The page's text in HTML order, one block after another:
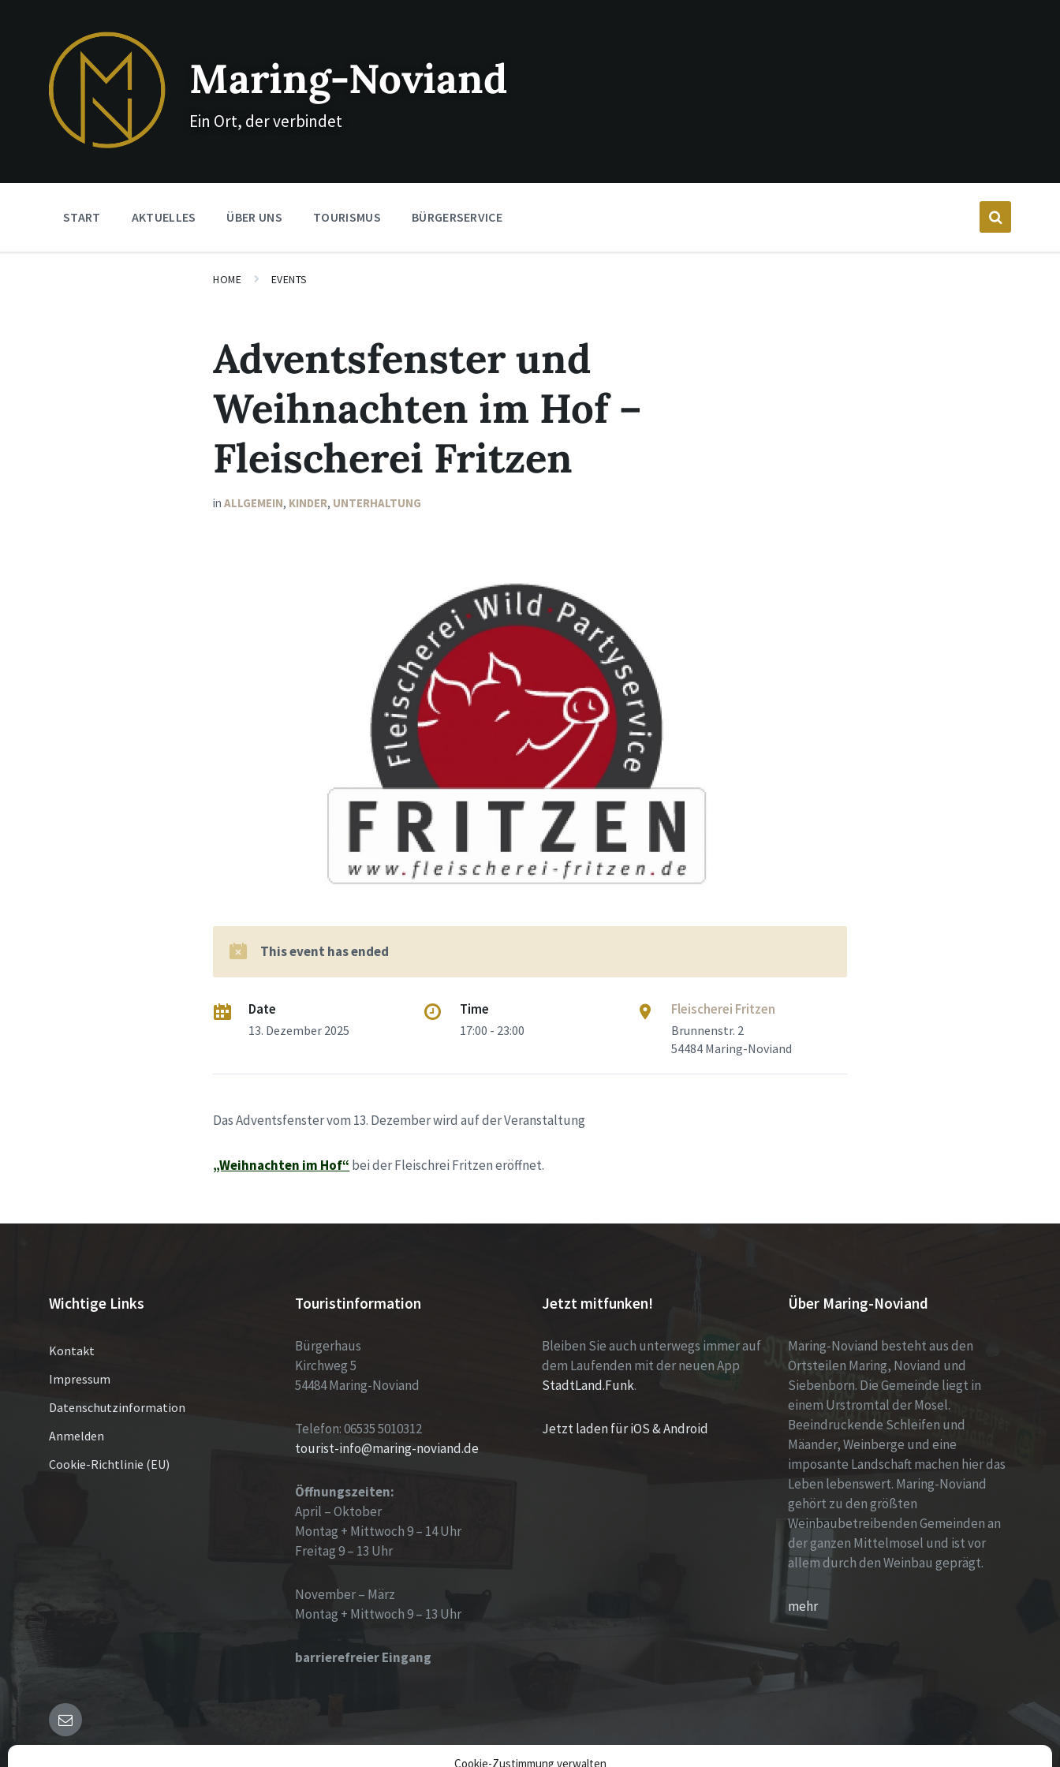
Cookie-Zustimmung verwalten
Maring-Noviand
Ein Ort, der verbindet
START AKTUELLES ÜBER UNS TOURISMUS BÜRGERSERVICE
HOME EVENTS
Adventsfenster und
Weihnachten im Hof –
Fleischerei Fritzen
inALLGEMEIN, KINDER, UNTERHALTUNG
This event has ended
Date
13. Dezember 2025
Time
17:00 - 23:00
Fleischerei Fritzen
Brunnenstr. 2
54484 Maring-Noviand
Das Adventsfenster vom 13. Dezember wird auf der Veranstaltung
„Weihnachten im Hof“ bei der Fleischrei Fritzen eröffnet.
Wichtige Links
Kontakt
Impressum
Datenschutzinformation
Anmelden
Cookie-Richtlinie (EU)
Touristinformation
Bürgerhaus
Kirchweg 5
54484 Maring-Noviand
Telefon: 06535 5010312
tourist-info@maring-noviand.de
Öffnungszeiten:
April – Oktober
Montag + Mittwoch 9 – 14 Uhr
Freitag 9 – 13 Uhr
November – März
Montag + Mittwoch 9 – 13 Uhr
barrierefreier Eingang
Jetzt mitfunken!
Bleiben Sie auch unterwegs immer auf
dem Laufenden mit der neuen App
StadtLand.Funk.
Jetzt laden für iOS & Android
Über Maring-Noviand
Maring-Noviand besteht aus den
Ortsteilen Maring, Noviand und
Siebenborn. Die Gemeinde liegt in
einem Urstromtal der Mosel.
Beeindruckende Schleifen und
Mäander, Weinberge und eine
imposante Landschaft machen hier das
Leben lebenswert. Maring-Noviand
gehört zu den größten
Weinbaubetreibenden Gemeinden an
der ganzen Mittelmosel und ist vor
allem durch den Weinbau geprägt.
mehr
E-